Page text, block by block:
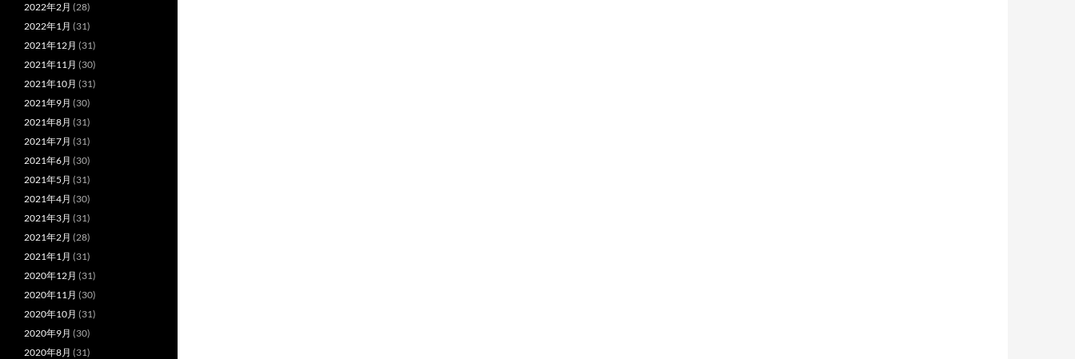
2022年2月 (28)
2022年1月 (31)
2021年12月 (31)
2021年11月 (30)
2021年10月 (31)
2021年9月 (30)
2021年8月 (31)
2021年7月 (31)
2021年6月 (30)
2021年5月 (31)
2021年4月 (30)
2021年3月 (31)
2021年2月 (28)
2021年1月 (31)
2020年12月 (31)
2020年11月 (30)
2020年10月 (31)
2020年9月 (30)
2020年8月 (31)